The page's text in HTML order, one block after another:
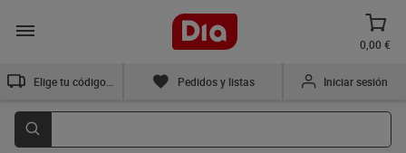
0,00 €
Pedidos y listas Iniciar sesión